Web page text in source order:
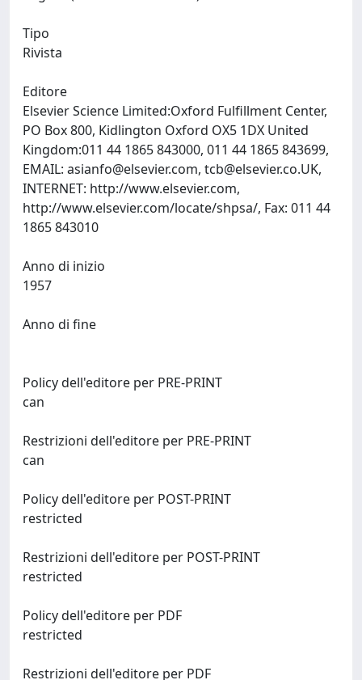
Tipo
Rivista
Editore
Elsevier Science Limited:Oxford Fulfillment Center,
PO Box 800, Kidlington Oxford OX5 1DX United
Kingdom:011 44 1865 843000, 011 44 1865 843699,
EMAIL: asianfo@elsevier.com, tcb@elsevier.co.UK,
INTERNET: http://www.elsevier.com,
http://www.elsevier.com/locate/shpsa/, Fax: 011 44
Anno di inizio
Anno di fine
Policy dell'editore per PRE-PRINT
Restrizioni dell'editore per PRE-PRINT
Policy dell'editore per POST-PRINT
Restrizioni dell'editore per POST-PRINT
Policy dell'editore per PDF
Restrizioni dell'editore per PDF